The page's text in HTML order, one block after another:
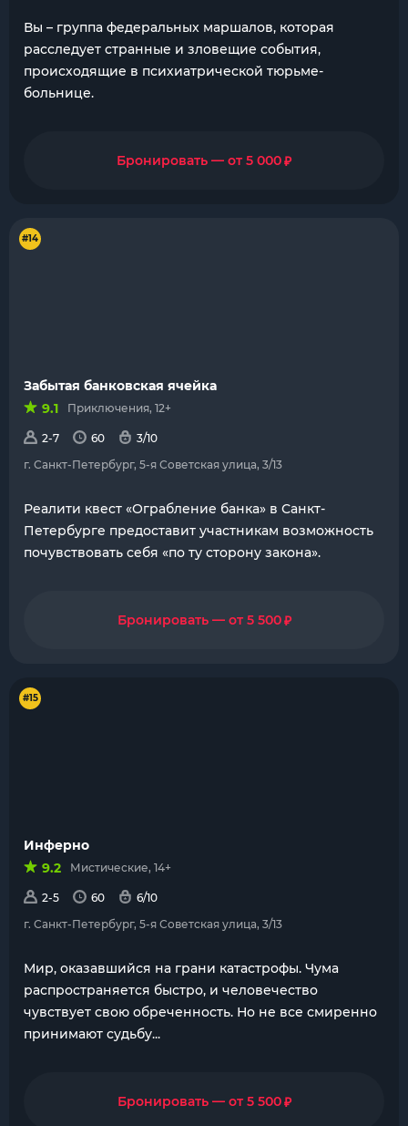
Вы – группа федеральных маршалов, которая
расследует странные и зловещие события,
происходящие в психиатрической тюрьме-
больнице.
Бронировать — от 5 000₽
#14
Забытая банковская ячейка
9.1
Приключения, 12+
2-7 60
3/10
г. Санкт-Петербург, 5-я Советская улица, 3/13
Реалити квест «Ограбление банка» в Санкт-
Петербурге предоставит участникам возможность
почувствовать себя «по ту сторону закона».
Бронировать — от 5 500₽
#15
Инферно
9.2
Мистические, 14+
2-5 60
6/10
г. Санкт-Петербург, 5-я Советская улица, 3/13
Мир, оказавшийся на грани катастрофы. Чума
распространяется быстро, и человечество
чувствует свою обреченность. Но не все смиренно
принимают судьбу...
Бронировать — от 5 500₽